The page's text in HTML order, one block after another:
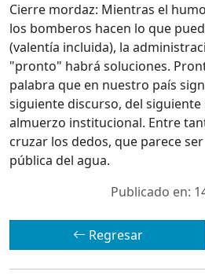
Cierre mordaz: Mientras el
los bomberos hacen lo que
(valentía incluida), la
"pronto" habrá soluciones.
palabra que en nuestro país
siguiente discurso, del
almuerzo institucional. Entre
cruzar los dedos, que parece
pública del agua.
Publicado en:
Regresar